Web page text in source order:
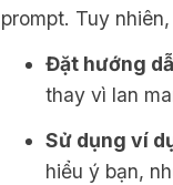
prompt. Tuy
Đặt hướng
thay vì lan
Sử dụng ví
hiểu ý bạn,